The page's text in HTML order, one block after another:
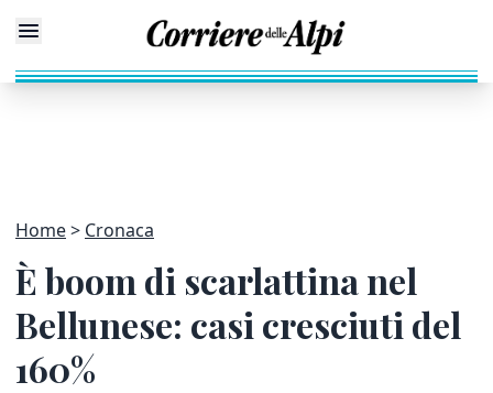
Home Cronaca
È boom di scarlattina nel
Bellunese: casi cresciuti del
160%